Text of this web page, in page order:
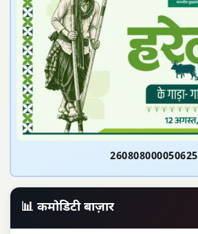
260808000050625
📊 कमोडिटी बाज़ार